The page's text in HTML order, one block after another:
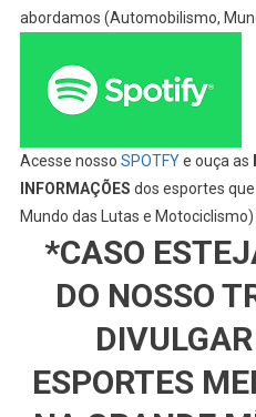
abordamos (Automobilismo,
Acesse nosso SPOTFYe ouça as
INFORMAÇÕES dos esportes
Mundo das Lutas e Motociclismo)
*CASO
DO NOSSO
ESPORTES